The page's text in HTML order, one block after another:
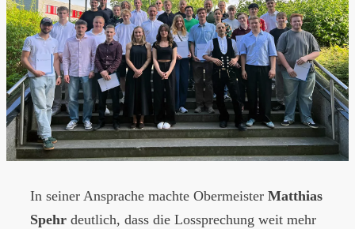
In seiner Ansprache machte Obermeister Matthias
Spehr deutlich, dass die Lossprechung weit mehr